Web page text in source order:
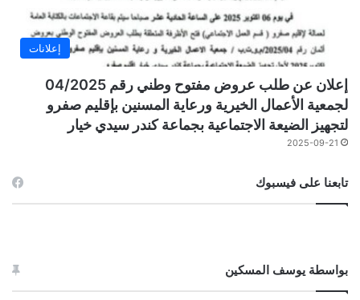
إعلانات
إعلان عن طلب عروض مفتوح وطني رقم 04/2025
لجمعية الأعمال الخيرية ورعاية المسنين بإقليم صفرو
لتجهيز الضيعة الاجتماعية بجماعة كندر سيدي خيار
2025-09-21
تابعنا على فيسبوك
بواسطة يوسف المسكين